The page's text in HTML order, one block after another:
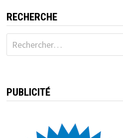
RECHERCHE
Rechercher :
PUBLICITÉ